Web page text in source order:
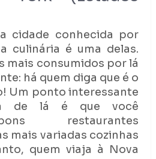
cidade conhecida por
culinária é uma delas.
mais consumidos por lá
há quem diga que é o
Um ponto interessante
de lá é que você
restaurantes
mais variadas cozinhas
quem viaja à Nova